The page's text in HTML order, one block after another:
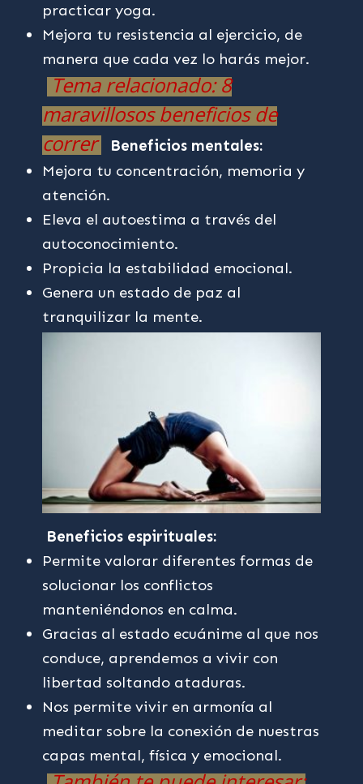
practicar yoga.
Mejora tu resistencia al ejercicio, de
manera que cada vez lo harás mejor.
Tema relacionado: 8
maravillosos beneficios de
correr
Beneficios mentales:
Mejora tu concentración, memoria y
atención.
Eleva el autoestima a través del
autoconocimiento.
Propicia la estabilidad emocional.
Genera un estado de paz al
tranquilizar la mente.
Beneficios espirituales:
Permite valorar diferentes formas de
solucionar los conflictos
manteniéndonos en calma.
Gracias al estado ecuánime al que nos
conduce, aprendemos a vivir con
libertad soltando ataduras.
Nos permite vivir en armonía al
meditar sobre la conexión de nuestras
capas mental, física y emocional.